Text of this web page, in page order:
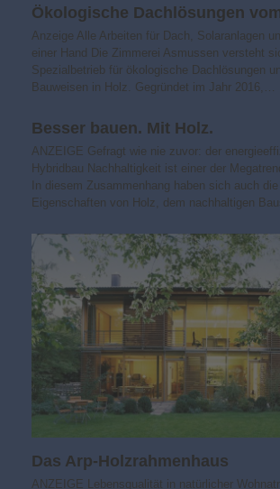
Ökologische Dachlösungen
Anzeige Alle Arbeiten für Dach, Solaranlagen
einer Hand Die Zimmerei Asmussen versteht
Spezialbetrieb für ökologische Dachlösungen
Bauweisen in Holz. Gegründet im Jahr 2016,…
Besser bauen. Mit Holz.
ANZEIGE Gefragt wie nie zuvor: der
Hybridbau Nachhaltigkeit ist einer der
In diesem Zusammenhang haben sich auch
Eigenschaften von Holz, dem nachhaltigen
Das Arp-Holzrahmenhaus
ANZEIGE Lebensqualität in natürlicher